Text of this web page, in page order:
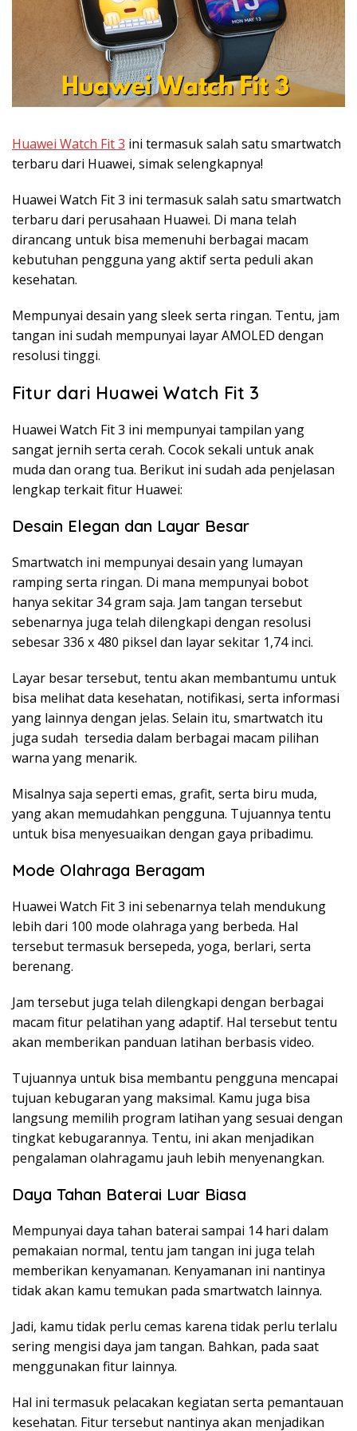
Huawei Watch Fit 3 ini termasuk salah satu smartwatch
terbaru dari Huawei, simak selengkapnya!
Huawei Watch Fit 3 ini termasuk salah satu smartwatch
terbaru dari perusahaan Huawei. Di mana telah
dirancang untuk bisa memenuhi berbagai macam
kebutuhan pengguna yang aktif serta peduli akan
kesehatan.
Mempunyai desain yang sleek serta ringan. Tentu, jam
tangan ini sudah mempunyai layar AMOLED dengan
resolusi tinggi.
Fitur dari Huawei Watch Fit 3
Huawei Watch Fit 3 ini mempunyai tampilan yang
sangat jernih serta cerah. Cocok sekali untuk anak
muda dan orang tua. Berikut ini sudah ada penjelasan
lengkap terkait fitur Huawei:
Desain Elegan dan Layar Besar
Smartwatch ini mempunyai desain yang lumayan
ramping serta ringan. Di mana mempunyai bobot
hanya sekitar 34 gram saja. Jam tangan tersebut
sebenarnya juga telah dilengkapi dengan resolusi
sebesar 336 x 480 piksel dan layar sekitar 1,74 inci.
Layar besar tersebut, tentu akan membantumu untuk
bisa melihat data kesehatan, notifikasi, serta informasi
yang lainnya dengan jelas. Selain itu, smartwatch itu
juga sudah tersedia dalam berbagai macam pilihan
warna yang menarik.
Misalnya saja seperti emas, grafit, serta biru muda,
yang akan memudahkan pengguna. Tujuannya tentu
untuk bisa menyesuaikan dengan gaya pribadimu.
Mode Olahraga Beragam
Huawei Watch Fit 3 ini sebenarnya telah mendukung
lebih dari 100 mode olahraga yang berbeda. Hal
tersebut termasuk bersepeda, yoga, berlari, serta
berenang.
Jam tersebut juga telah dilengkapi dengan berbagai
macam fitur pelatihan yang adaptif. Hal tersebut tentu
akan memberikan panduan latihan berbasis video.
Tujuannya untuk bisa membantu pengguna mencapai
tujuan kebugaran yang maksimal. Kamu juga bisa
langsung memilih program latihan yang sesuai dengan
tingkat kebugarannya. Tentu, ini akan menjadikan
pengalaman olahragamu jauh lebih menyenangkan.
Daya Tahan Baterai Luar Biasa
Mempunyai daya tahan baterai sampai 14 hari dalam
pemakaian normal, tentu jam tangan ini juga telah
memberikan kenyamanan. Kenyamanan ini nantinya
tidak akan kamu temukan pada smartwatch lainnya.
Jadi, kamu tidak perlu cemas karena tidak perlu terlalu
sering mengisi daya jam tangan. Bahkan, pada saat
menggunakan fitur lainnya.
Hal ini termasuk pelacakan kegiatan serta pemantauan
kesehatan. Fitur tersebut nantinya akan menjadikan